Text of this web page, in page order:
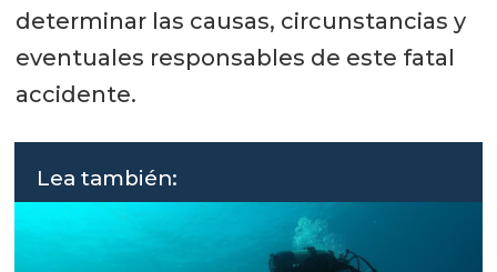
determinar las causas, circunstancias y
eventuales responsables de este fatal
accidente.
Lea también: